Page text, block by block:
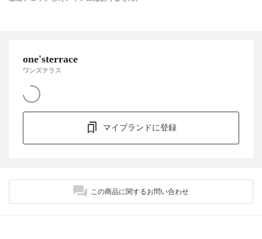
one'sterrace
ワンズテラス
マイブランドに登録
この商品に関するお問い合わせ